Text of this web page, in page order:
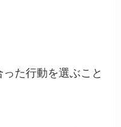
た行動を選ぶこと